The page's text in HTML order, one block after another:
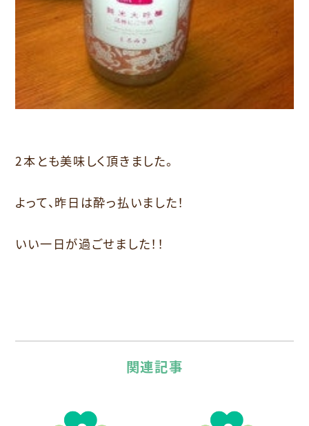
2本とも美味しく頂きました。
よって、昨日は酔っ払いました！
いい一日が過ごせました！！
関連記事